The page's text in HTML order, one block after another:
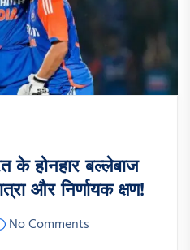
होनहार बल्लेबाज
और निर्णायक क्षण!
No Comments